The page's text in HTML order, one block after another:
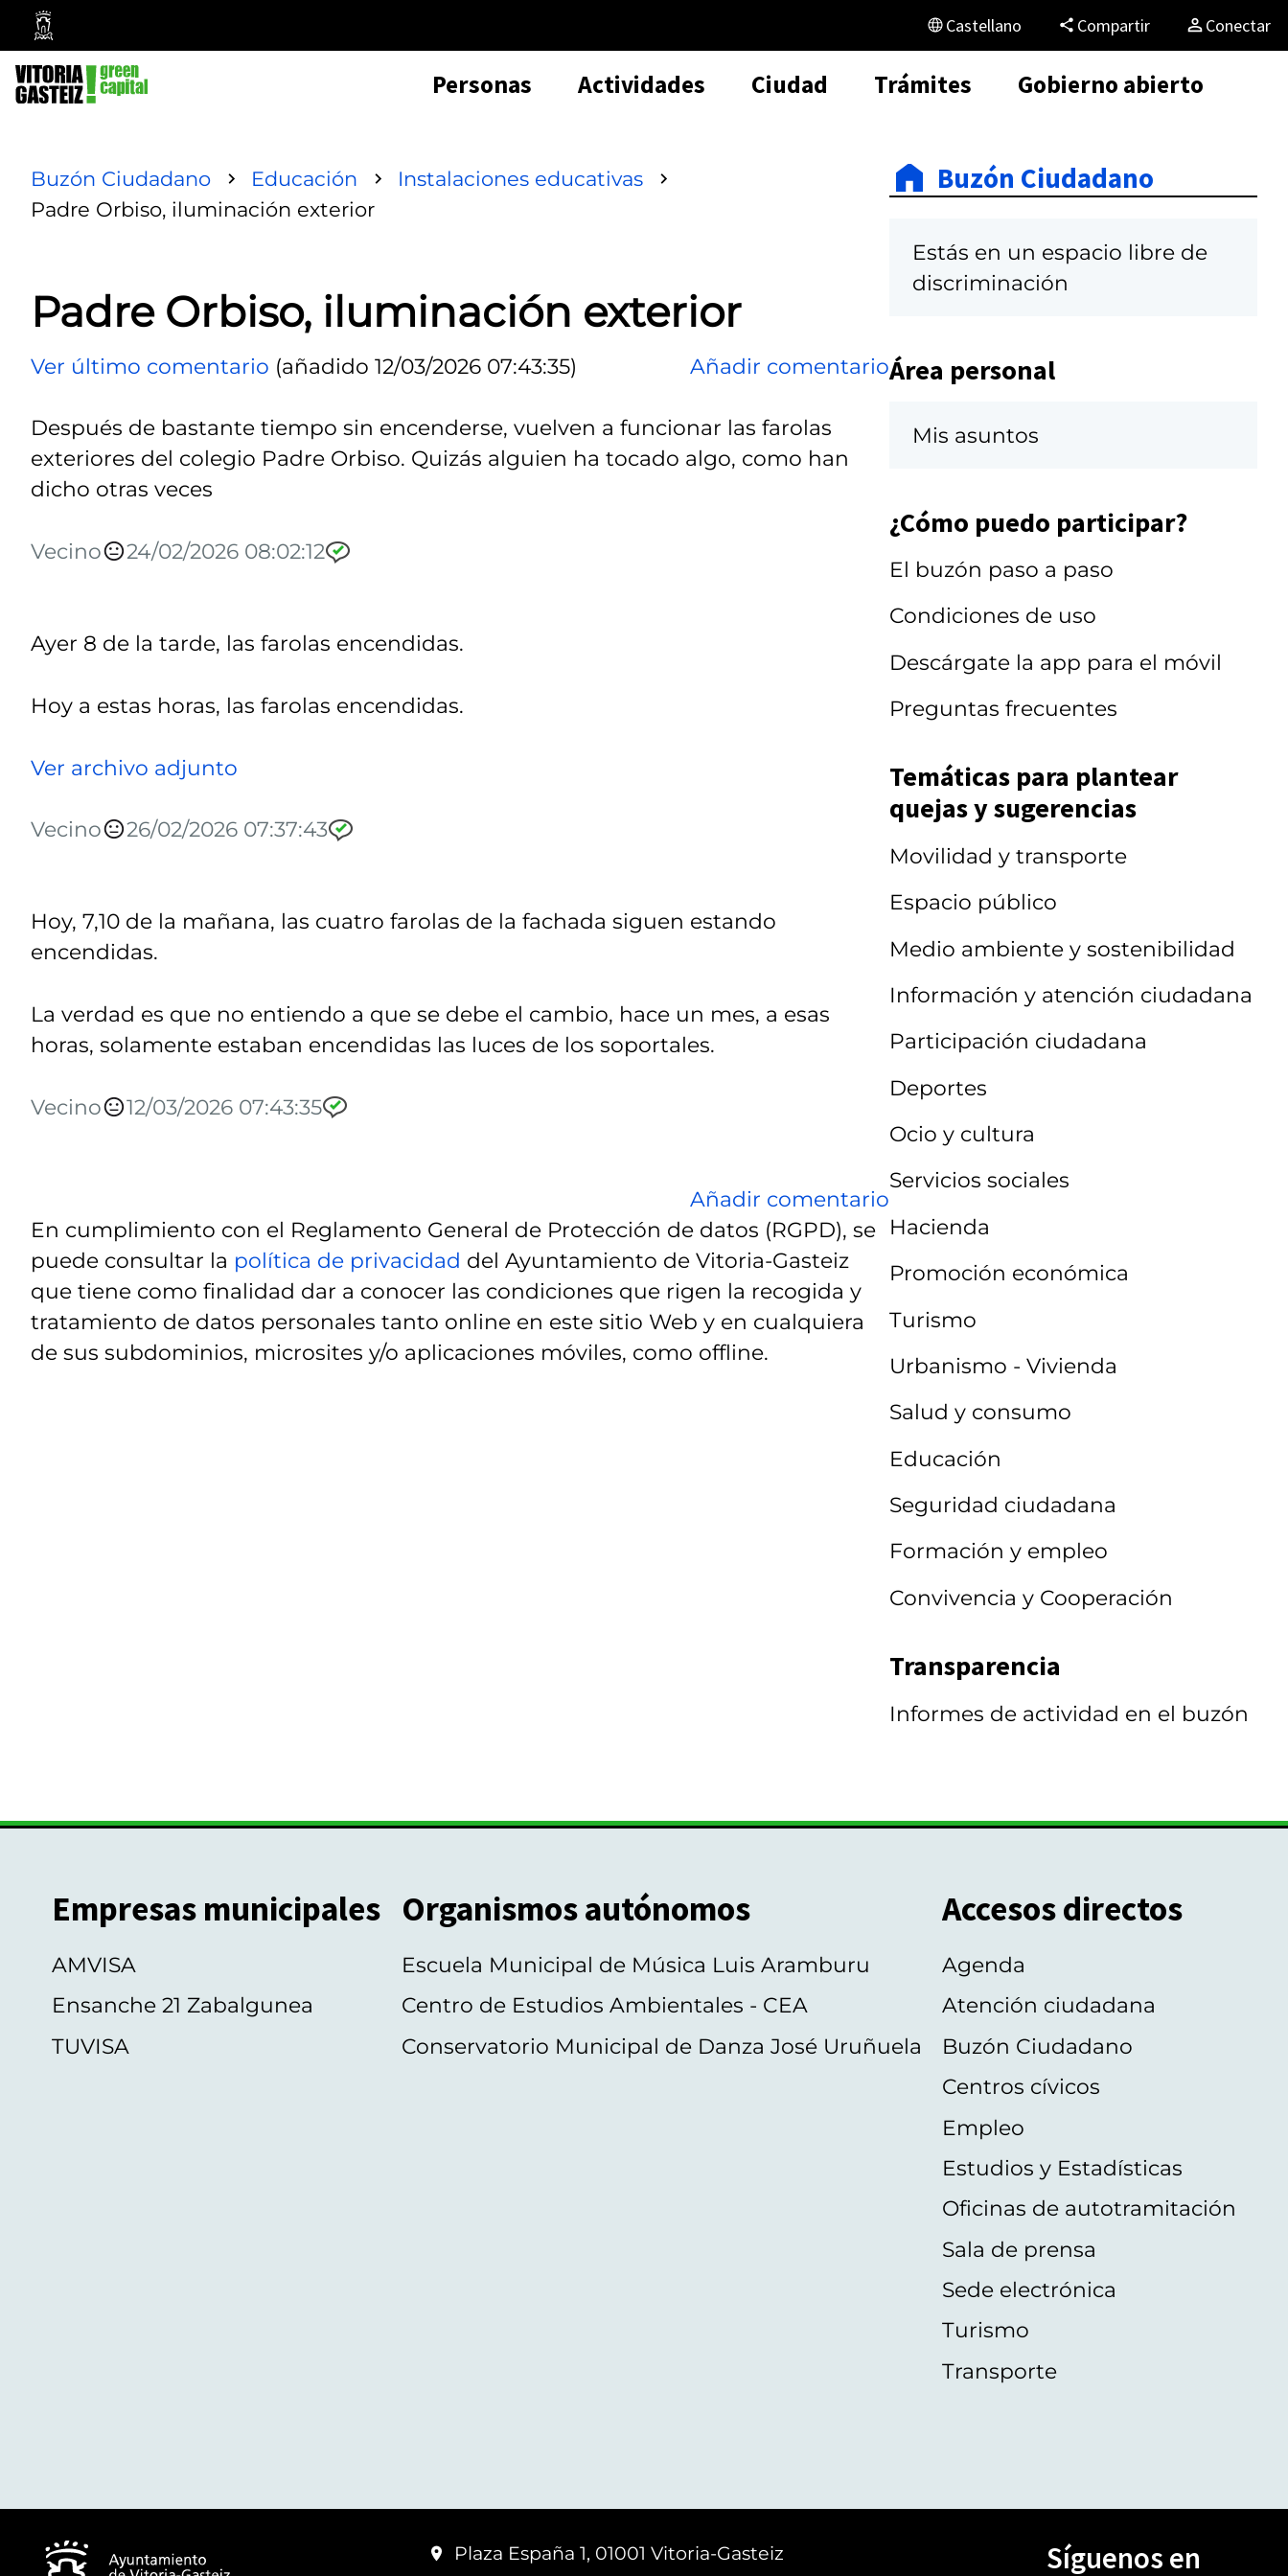
Ayuntamiento
Vitoria-
Gasteiz
Castellano Compartir Conectar
Personas Actividades Ciudad Trámites Gobierno abierto
Buzón Ciudadano Educación
Instalaciones educativas
Padre Orbiso, iluminación exterior
Padre Orbiso, iluminación exterior
Ver último comentario (añadido 12/03/2026 07:43:35) Añadir comentario
Después de bastante tiempo sin encenderse, vuelven a funcionar las farolas
exteriores del colegio Padre Orbiso. Quizás alguien ha tocado algo, como han
dicho otras veces
Vecino 24/02/2026 08:02:12
Ayer 8 de la tarde, las farolas encendidas.
Hoy a estas horas, las farolas encendidas.
Ver archivo adjunto
Vecino 26/02/2026 07:37:43
Hoy, 7,10 de la mañana, las cuatro farolas de la fachada siguen estando
encendidas.
La verdad es que no entiendo a que se debe el cambio, hace un mes, a esas
horas, solamente estaban encendidas las luces de los soportales.
Vecino 12/03/2026 07:43:35
Añadir comentario
En cumplimiento con el Reglamento General de Protección de datos (RGPD), se
puede consultar la política de privacidad del Ayuntamiento de Vitoria-Gasteiz
que tiene como finalidad dar a conocer las condiciones que rigen la recogida y
tratamiento de datos personales tanto online en este sitio Web y en cualquiera
de sus subdominios, microsites y/o aplicaciones móviles, como offline.
Buzón Ciudadano
Estás en un espacio libre de
discriminación
Área personal
Mis asuntos
¿Cómo puedo participar?
El buzón paso a paso
Condiciones de uso
Descárgate la app para el móvil
Preguntas frecuentes
Temáticas para plantear
quejas y sugerencias
Movilidad y transporte
Espacio público
Medio ambiente y sostenibilidad
Información y atención ciudadana
Participación ciudadana
Deportes
Ocio y cultura
Servicios sociales
Hacienda
Promoción económica
Turismo
Urbanismo - Vivienda
Salud y consumo
Educación
Seguridad ciudadana
Formación y empleo
Convivencia y Cooperación
Transparencia
Informes de actividad en el buzón
Empresas municipales
AMVISA
Ensanche 21 Zabalgunea
TUVISA
Organismos autónomos
Escuela Municipal de Música Luis Aramburu
Centro de Estudios Ambientales - CEA
Conservatorio Municipal de Danza José Uruñuela
Accesos directos
Agenda
Atención ciudadana
Buzón Ciudadano
Centros cívicos
Empleo
Estudios y Estadísticas
Oficinas de autotramitación
Sala de prensa
Sede electrónica
Turismo
Transporte
Plaza España 1, 01001 Vitoria-Gasteiz Síguenos en